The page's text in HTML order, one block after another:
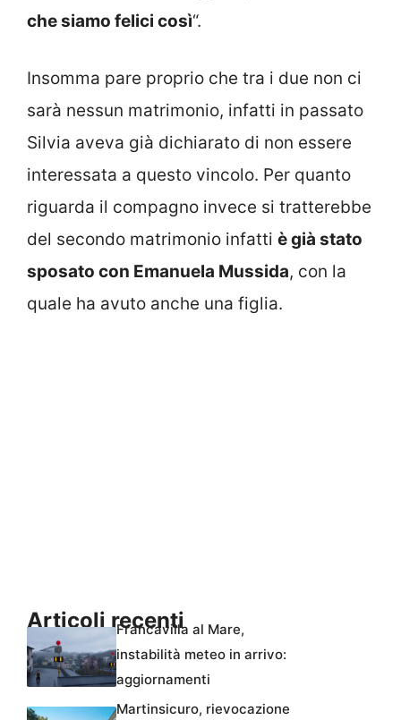
che siamo felici così“.
Insomma pare proprio che tra i due non ci
sarà nessun matrimonio, infatti in passato
Silvia aveva già dichiarato di non essere
interessata a questo vincolo. Per quanto
riguarda il compagno invece si tratterebbe
del secondo matrimonio infatti è già stato
sposato con Emanuela Mussida, con la
quale ha avuto anche una figlia.
Articoli recenti
Francavilla al Mare,
instabilità meteo in arrivo:
aggiornamenti
Martinsicuro, rievocazione